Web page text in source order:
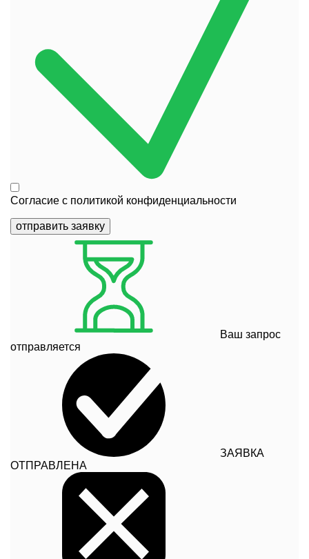
Согласие с политикой конфиденциальности
отправить заявку
Ваш запрос
отправляется
ЗАЯВКА
ОТПРАВЛЕНА